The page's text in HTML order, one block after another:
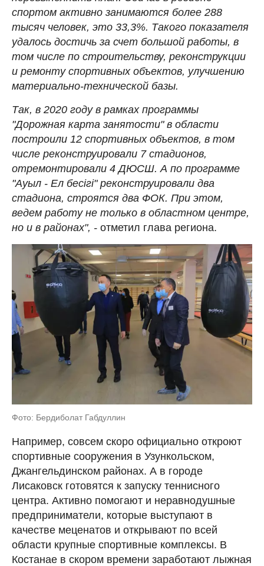
спортом активно занимаются более 288
тысяч человек, это 33,3%. Такого показателя
удалось достичь за счет большой работы, в
том числе по строительству, реконструкции
и ремонту спортивных объектов, улучшению
материально-технической базы.
Так, в 2020 году в рамках программы
"Дорожная карта занятости" в области
построили 12 спортивных объектов, в том
числе реконструировали 7 стадионов,
отремонтировали 4 ДЮСШ. А по программе
"Ауыл - Ел бесігі" реконструировали два
стадиона, строятся два ФОК. При этом,
ведем работу не только в областном центре,
но и в районах", - отметил глава региона.
Фото: Бердиболат Габдуллин
Например, совсем скоро официально откроют
спортивные сооружения в Узункольском,
Джангельдинском районах. А в городе
Лисаковск готовятся к запуску теннисного
центра. Активно помогают и неравнодушные
предприниматели, которые выступают в
качестве меценатов и открывают по всей
области крупные спортивные комплексы. В
Костанае в скором времени заработают лыжная